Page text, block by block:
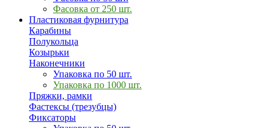
Фасовка от 250 шт.
Пластиковая фурнитура
Карабины
Полукольца
Козырьки
Наконечники
Упаковка по 50 шт.
Упаковка по 1000 шт.
Пряжки, рамки
Фастексы (трезубцы)
Фиксаторы